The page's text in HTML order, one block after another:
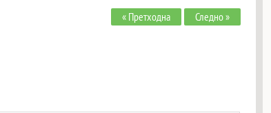
« Претходна Следно »